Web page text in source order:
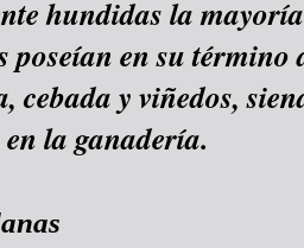
hundidas la
poseían en su término
cebada y viñedos,
la ganadería.